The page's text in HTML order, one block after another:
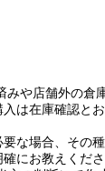
や店舗外の倉
は在庫確認と
な場合、その
にお教えくださ